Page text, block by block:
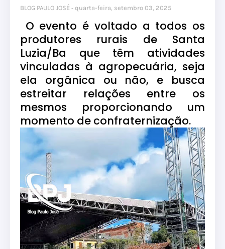
BLOG PAULO JOSÉ quarta-feira, setembro 03, 2025
O evento é voltado a todos os
produtores rurais de Santa
Luzia/Ba que têm atividades
vinculadas à agropecuária, seja
ela orgânica ou não, e busca
estreitar relações entre os
mesmos proporcionando um
momento de confraternização.